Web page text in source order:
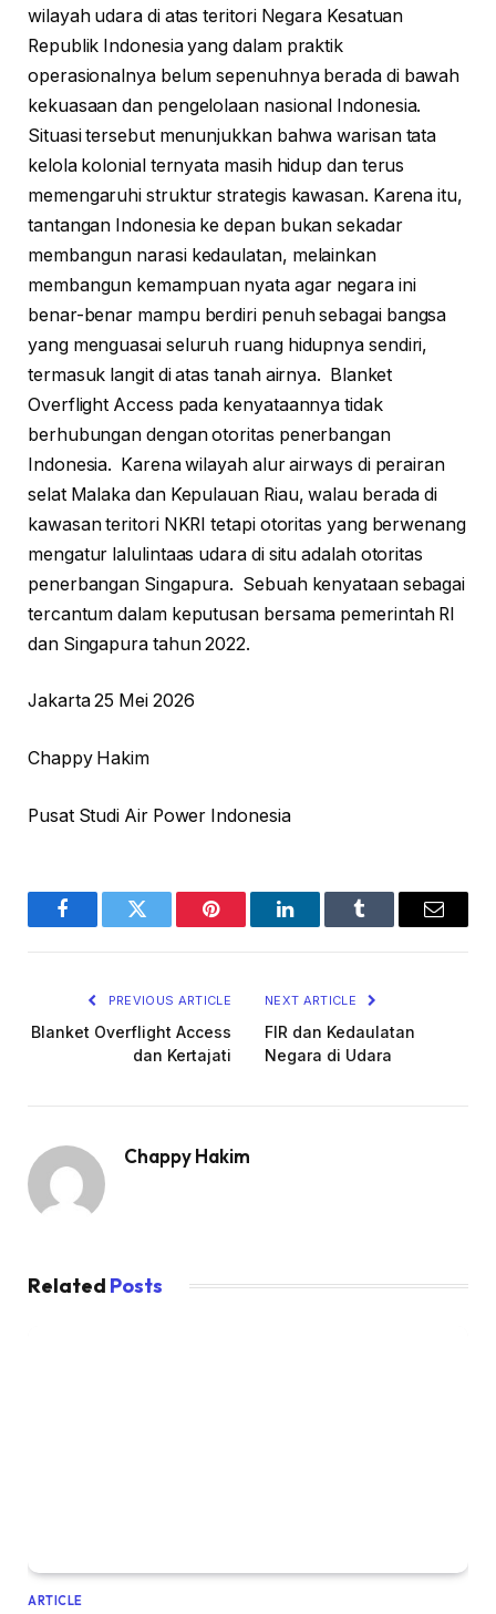
wilayah udara di atas teritori Negara Kesatuan
Republik Indonesia yang dalam praktik
operasionalnya belum sepenuhnya berada di bawah
kekuasaan dan pengelolaan nasional Indonesia.
Situasi tersebut menunjukkan bahwa warisan tata
kelola kolonial ternyata masih hidup dan terus
memengaruhi struktur strategis kawasan. Karena itu,
tantangan Indonesia ke depan bukan sekadar
membangun narasi kedaulatan, melainkan
membangun kemampuan nyata agar negara ini
benar-benar mampu berdiri penuh sebagai bangsa
yang menguasai seluruh ruang hidupnya sendiri,
termasuk langit di atas tanah airnya. Blanket
Overflight Access pada kenyataannya tidak
berhubungan dengan otoritas penerbangan
Indonesia. Karena wilayah alur airways di perairan
selat Malaka dan Kepulauan Riau, walau berada di
kawasan teritori NKRI tetapi otoritas yang berwenang
mengatur lalulintaas udara di situ adalah otoritas
penerbangan Singapura. Sebuah kenyataan sebagai
tercantum dalam keputusan bersama pemerintah RI
dan Singapura tahun 2022.
Jakarta 25 Mei 2026
Chappy Hakim
Pusat Studi Air Power Indonesia
FacebookTwitter Pinterest LinkedInTumblr Email
PREVIOUS ARTICLE
Blanket Overflight Access
dan Kertajati
NEXT ARTICLE
FIR dan Kedaulatan
Negara di Udara
Chappy Hakim
Related Posts
ARTICLE